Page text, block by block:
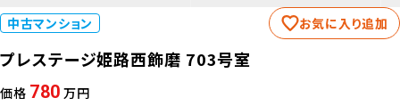
中古マンション お気に入り追加
プレステージ姫路西飾磨 703号室
価格 780 万円